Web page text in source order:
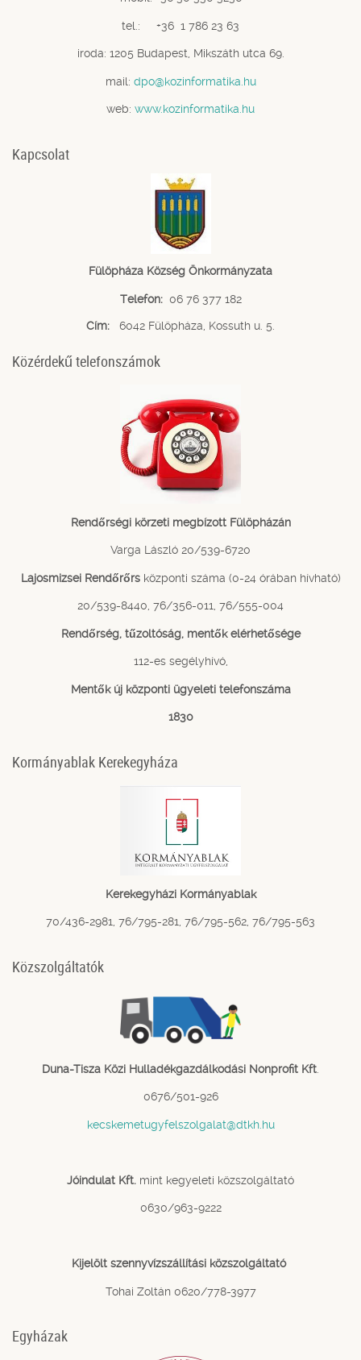
tel.: +36 1 786 23 63
iroda: 1205 Budapest, Mikszáth utca 69.
mail: dpo@kozinformatika.hu
web: www.kozinformatika.hu
Kapcsolat
Fülöpháza Község Önkormányzata
Telefon: 06 76 377 182
Cím: 6042 Fülöpháza, Kossuth u. 5.
Közérdekű telefonszámok
Rendőrségi körzeti megbízott Fülöpházán
Varga László 20/539-6720
Lajosmizsei Rendőrőrsközponti száma (0-24 órában hívható)
20/539-8440, 76/356-011, 76/555-004
Rendőrség, tűzoltóság, mentők elérhetősége
112-es segélyhívó,
Mentők új központi ügyeleti telefonszáma
1830
Kormányablak Kerekegyháza
Kerekegyházi Kormányablak
70/436-2981, 76/795-281, 76/795-562, 76/795-563
Közszolgáltatók
Duna-Tisza Közi Hulladékgazdálkodási Nonprofit Kft
0676/501-926
kecskemetugyfelszolgalat@dtkh.hu
Jóindulat Kft. mint kegyeleti közszolgáltató
0630/963-9222
Kijelölt szennyvízszállítási közszolgáltató
Tohai Zoltán 0620/778-3977
Egyházak